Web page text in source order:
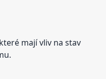
mají vliv na stav